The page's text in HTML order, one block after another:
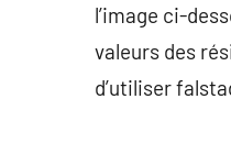
l’image ci-
valeurs des
d’utiliser